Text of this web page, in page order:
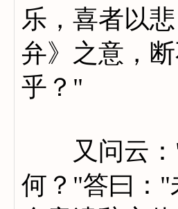
乐，喜者以
弁》之意，
乎？"
又问云："
何？"答曰："